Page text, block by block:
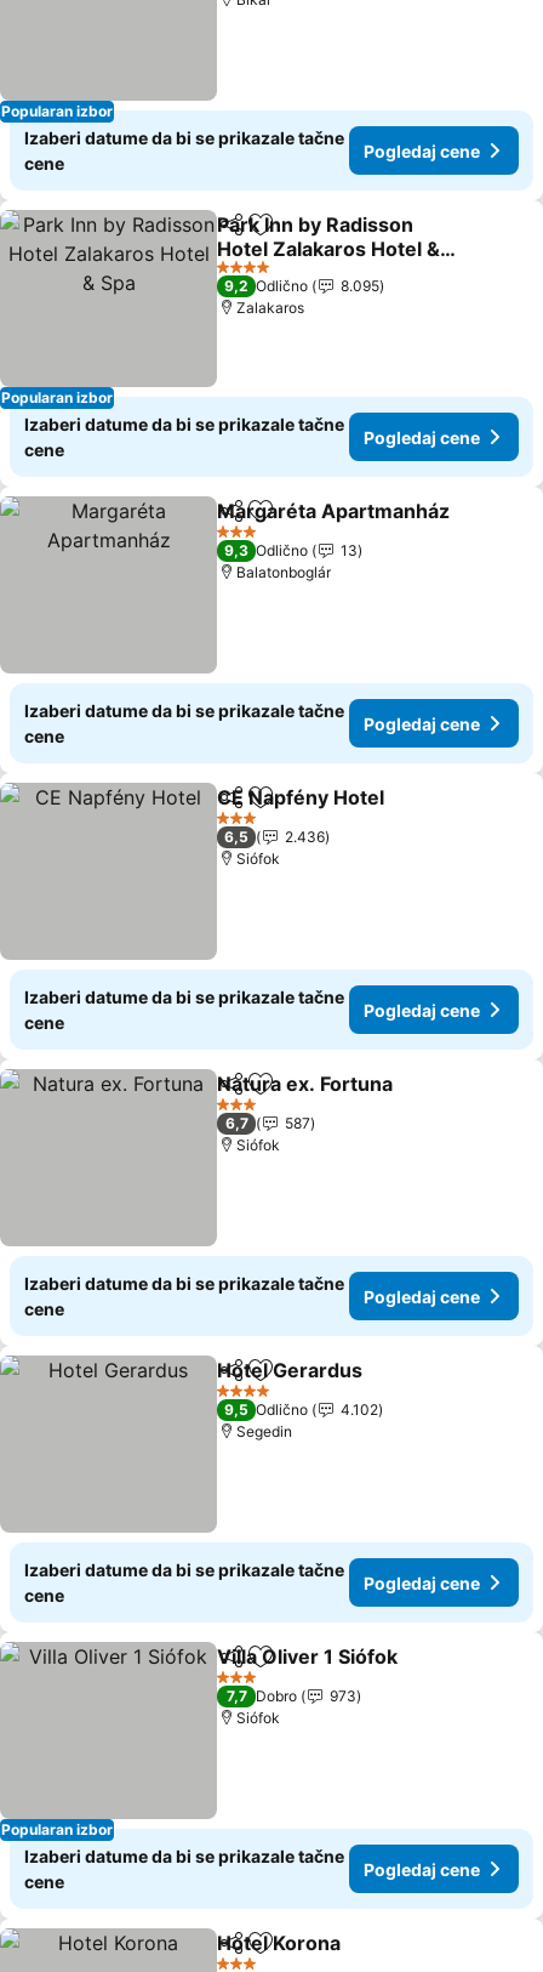
Popularan izbor
Izaberi datume da bi se prikazale tačne
cene
Pogledaj cene
Popularan izbor
Deli Dodati u favorite
Park Inn by Radisson
Hotel Zalakaros Hotel &
Spa
4 Zvezdice
9,2 Odlično
8.095
Zalakaros
Izaberi datume da bi se prikazale tačne
cene
Pogledaj cene
Deli Dodati u favorite
Margaréta Apartmanház
3 Zvezdice
9,3 Odlično
13
Balatonboglár
Izaberi datume da bi se prikazale tačne
cene
Pogledaj cene
Deli Dodati u favorite
CE Napfény Hotel
3 Zvezdice
6,5
2.436
Siófok
Izaberi datume da bi se prikazale tačne
cene
Pogledaj cene
Deli Dodati u favorite
Natura ex. Fortuna
3 Zvezdice
6,7
587
Siófok
Izaberi datume da bi se prikazale tačne
cene
Pogledaj cene
Deli Dodati u favorite
Hotel Gerardus
4 Zvezdice
9,5 Odlično
4.102
Segedin
Izaberi datume da bi se prikazale tačne
cene
Pogledaj cene
Popularan izbor
Deli Dodati u favorite
Villa Oliver 1 Siófok
3 Zvezdice
7,7 Dobro
973
Siófok
Izaberi datume da bi se prikazale tačne
cene
Pogledaj cene
Deli Dodati u favorite
Hotel Korona